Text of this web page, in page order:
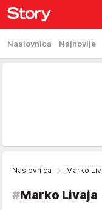
Naslovnica Najnovije
Naslovnica Marko
#Marko Livaja